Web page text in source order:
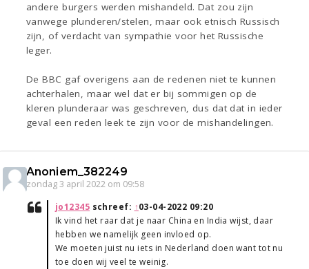
andere burgers werden mishandeld. Dat zou zijn
vanwege plunderen/stelen, maar ook etnisch Russisch
zijn, of verdacht van sympathie voor het Russische
leger.
De BBC gaf overigens aan de redenen niet te kunnen
achterhalen, maar wel dat er bij sommigen op de
kleren plunderaar was geschreven, dus dat dat in ieder
geval een reden leek te zijn voor de mishandelingen.
Anoniem_382249
zondag 3 april 2022 om 09:58
jo12345 schreef: ↑03-04-2022 09:20
Ik vind het raar dat je naar China en India wijst, daar
hebben we namelijk geen invloed op.
We moeten juist nu iets in Nederland doen want tot nu
toe doen wij veel te weinig.